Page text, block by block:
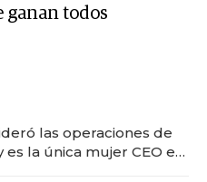
ganan todos
las operaciones de
es la única mujer CEO en